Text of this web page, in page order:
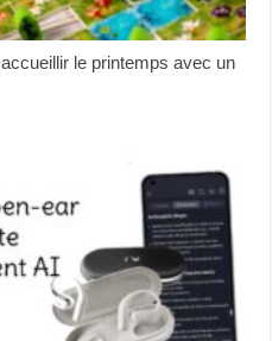
le printemps avec un